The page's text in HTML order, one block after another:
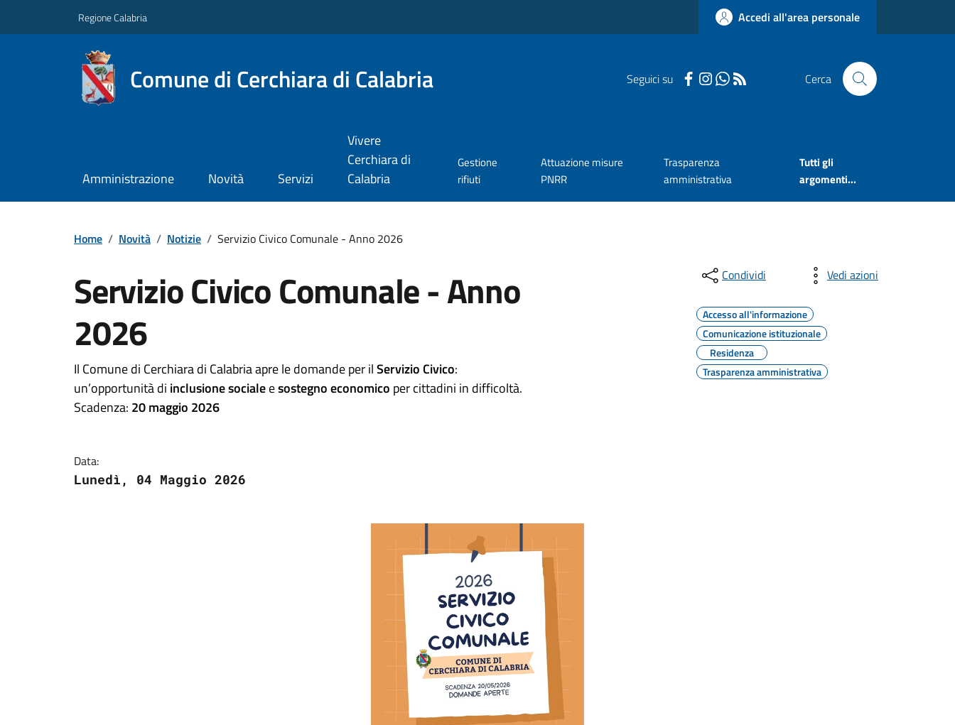
Regione Calabria Accedi all'area personale
Comune di Cerchiara di Calabria Seguici su Cerca
Amministrazione Novità Servizi
Vivere
Cerchiara di
Calabria
Gestione
rifiuti
Attuazione misure
PNRR
Trasparenza
amministrativa
Tutti gli
argomenti...
Home / Novità / Notizie / Servizio Civico Comunale - Anno 2026
Servizio Civico Comunale - Anno
2026
Il Comune di Cerchiara di Calabria apre le domande per ilServizio Civico:
un’opportunità di inclusione socialeesostegno economico per cittadini in difficoltà.
Scadenza: 20 maggio 2026
Data:
Lunedì, 04 Maggio 2026
Condividi Vedi azioni
Accesso all'informazione
Comunicazione istituzionale
Residenza
Trasparenza amministrativa